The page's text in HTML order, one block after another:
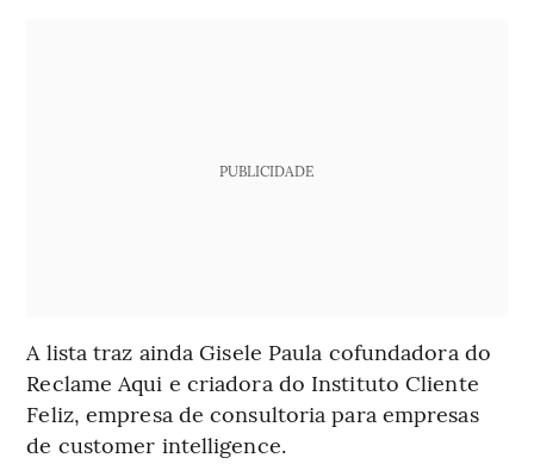
PUBLICIDADE
A lista traz ainda Gisele Paula cofundadora do
Reclame Aqui e criadora do Instituto Cliente
Feliz, empresa de consultoria para empresas
de customer intelligence.